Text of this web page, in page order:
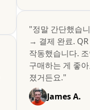
"정말 간단했습
→ 결제 완료.
작동했습니다.
구매하는 게 좋
졌거든요."
James A.